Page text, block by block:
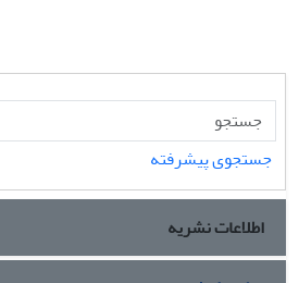
جستجوی پیشرفته
اطلاعات نشریه